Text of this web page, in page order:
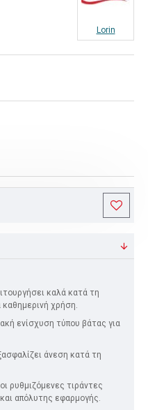
Lorin
καλά κατά τη
χρήση.
ενίσχυση τύπου βάτας για
άνεση κατά τη
ρυθμιζόμενες τιράντες
απόλυτης εφαρμογής.